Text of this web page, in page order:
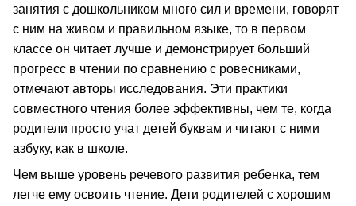
занятия с дошкольником много сил и времени, говорят
с ним на живом и правильном языке, то в первом
классе он читает лучше и демонстрирует больший
прогресс в чтении по сравнению с ровесниками,
отмечают авторы исследования. Эти практики
совместного чтения более эффективны, чем те, когда
родители просто учат детей буквам и читают с ними
азбуку, как в школе.
Чем выше уровень речевого развития ребенка, тем
легче ему освоить чтение. Дети родителей с хорошим